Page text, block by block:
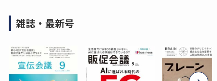
雑誌・最新号